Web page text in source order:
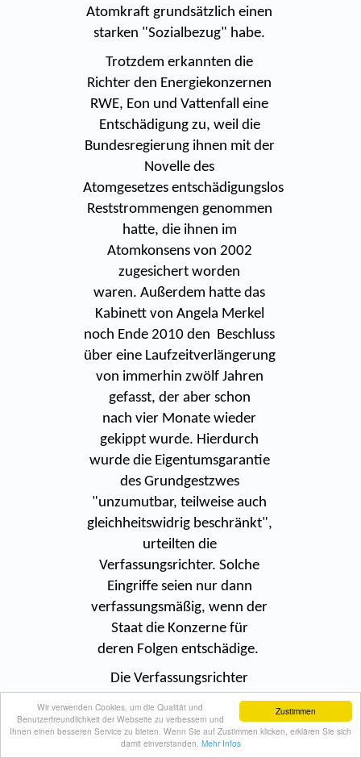
Zustimmen
Wir verwenden Cookies, um die Qualität und
Benutzerfreundlichkeit der Webseite zu verbessern und
Ihnen einen besseren Service zu bieten. Wenn Sie auf Zustimmen klicken, erklären Sie sich
damit einverstanden. Mehr Infos
Atomkraft grundsätzlich einen
starken "Sozialbezug" habe.
Trotzdem erkannten die
Richter den Energiekonzernen
RWE, Eon und Vattenfall eine
Entschädigung zu, weil die
Bundesregierung ihnen mit der
Novelle des
Atomgesetzes entschädigungslos
Reststrommengen genommen
hatte, die ihnen im
Atomkonsens von 2002
zugesichert worden
waren. Außerdem hatte das
Kabinett von Angela Merkel
noch Ende 2010 den Beschluss
über eine Laufzeitverlängerung
von immerhin zwölf Jahren
gefasst, der aber schon
nach vier Monate wieder
gekippt wurde. Hierdurch
wurde die Eigentumsgarantie
des Grundgestzwes
"unzumutbar, teilweise auch
gleichheitswidrig beschränkt",
urteilten die
Verfassungsrichter. Solche
Eingriffe seien nur dann
verfassungsmäßig, wenn der
Staat die Konzerne für
deren Folgen entschädige.
Die Verfassungsrichter
verurteilten die Regierung
jedoch nicht zur Leistung eines
der Höhe nach